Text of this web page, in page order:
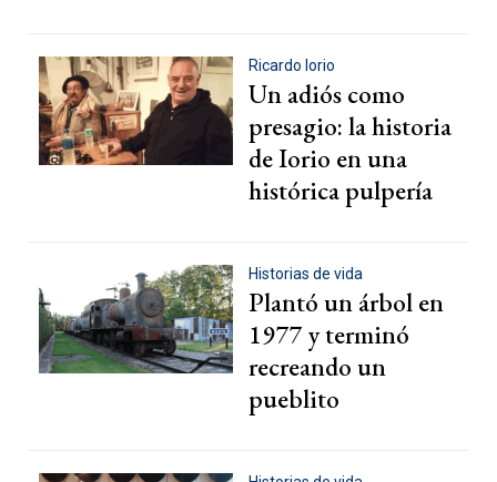
Ricardo Iorio
Un adiós como
presagio: la historia
de Iorio en una
histórica pulpería
Historias de vida
Plantó un árbol en
1977 y terminó
recreando un
pueblito